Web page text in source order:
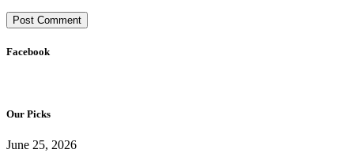
Facebook
Our Picks
June 25, 2026